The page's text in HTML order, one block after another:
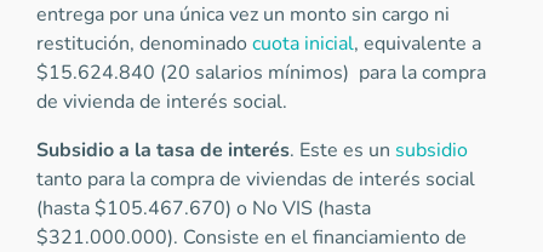
entrega por una única vez un monto sin cargo ni
restitución, denominadocuota inicial, equivalente a
$15.624.840 (20 salarios mínimos) para la compra
de vivienda de interés social.
Subsidio a la tasa de interés. Este es un subsidio
tanto para la compra de viviendas de interés social
(hasta $105.467.670) o No VIS (hasta
$321.000.000). Consiste en el financiamiento de